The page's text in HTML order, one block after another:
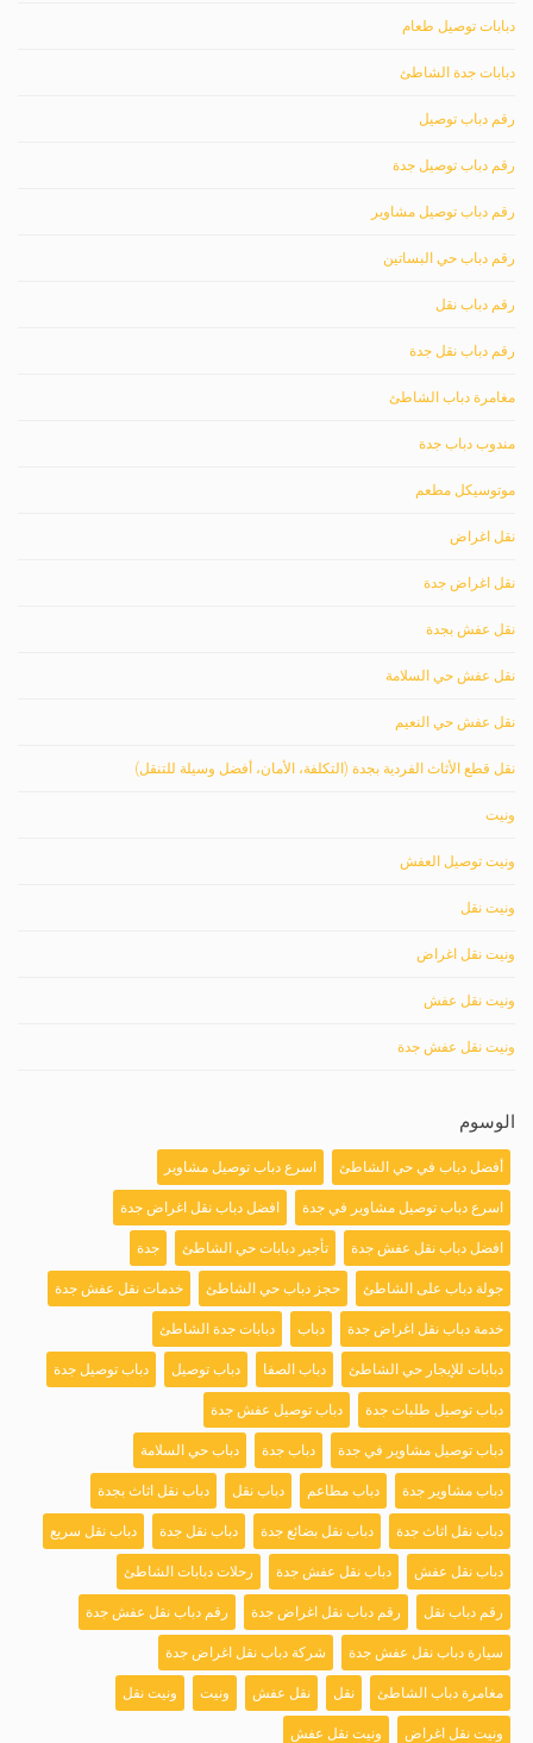
دبابات توصيل طعام
دبابات جدة الشاطئ
رقم دباب توصيل
رقم دباب توصيل جدة
رقم دباب توصيل مشاوير
رقم دباب حي البساتين
رقم دباب نقل
رقم دباب نقل جدة
مغامرة دباب الشاطئ
مندوب دباب جدة
موتوسيكل مطعم
نقل اغراض
نقل اغراض جدة
نقل عفش بجدة
نقل عفش حي السلامة
نقل عفش حي النعيم
نقل قطع الأثاث الفردية بجدة (التكلفة، الأمان، أفضل وسيلة للتنقل)
ونيت
ونيت توصيل العفش
ونيت نقل
ونيت نقل اغراض
ونيت نقل عفش
ونيت نقل عفش جدة
الوسوم
أفضل دباب في حي الشاطئ اسرع دباب توصيل مشاوير
اسرع دباب توصيل مشاوير في جدة افضل دباب نقل اغراض جدة
افضل دباب نقل عفش جدة تأجير دبابات حي الشاطئ جدة
جولة دباب على الشاطئ حجز دباب حي الشاطئ خدمات نقل عفش جدة
خدمة دباب نقل اغراض جدة دباب دبابات جدة الشاطئ
دبابات للإيجار حي الشاطئ دباب الصفا دباب توصيل دباب توصيل جدة
دباب توصيل طلبات جدة دباب توصيل عفش جدة
دباب توصيل مشاوير في جدة دباب جدة دباب حي السلامة
دباب مشاوير جدة دباب مطاعم دباب نقل دباب نقل اثاث بجدة
دباب نقل اثاث جدة دباب نقل بضائع جدة دباب نقل جدة دباب نقل سريع
دباب نقل عفش دباب نقل عفش جدة رحلات دبابات الشاطئ
رقم دباب نقل رقم دباب نقل اغراض جدة رقم دباب نقل عفش جدة
سيارة دباب نقل عفش جدة شركة دباب نقل اغراض جدة
مغامرة دباب الشاطئ نقل نقل عفش ونيت ونيت نقل
ونيت نقل اغراض ونيت نقل عفش